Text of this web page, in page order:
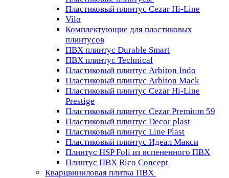
Пластиковый плинтус Cezar Hi-Line
Vilo
Комплектующие для пластиковых
плинтусов
ПВХ плинтус Durable Smart
ПВХ плинтус Technical
Пластиковый плинтус Arbiton Indo
Пластиковый плинтус Arbiton Mack
Пластиковый плинтус Cezar Hi-Line
Prestige
Пластиковый плинтус Cezar Premium 59
Пластиковый плинтус Decor plast
Пластиковый плинтус Line Plast
Пластиковый плинтус Идеал Макси
Плинтус HSP Foli из вспененного ПВХ
Плинтус ПВХ Rico Concept
Кварцвиниловая плитка ПВХ